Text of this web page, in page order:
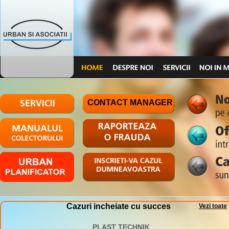
CONTACT MANAGER
Cazuri incheiate cu succes Vezi toate
PLAST TECHNIK